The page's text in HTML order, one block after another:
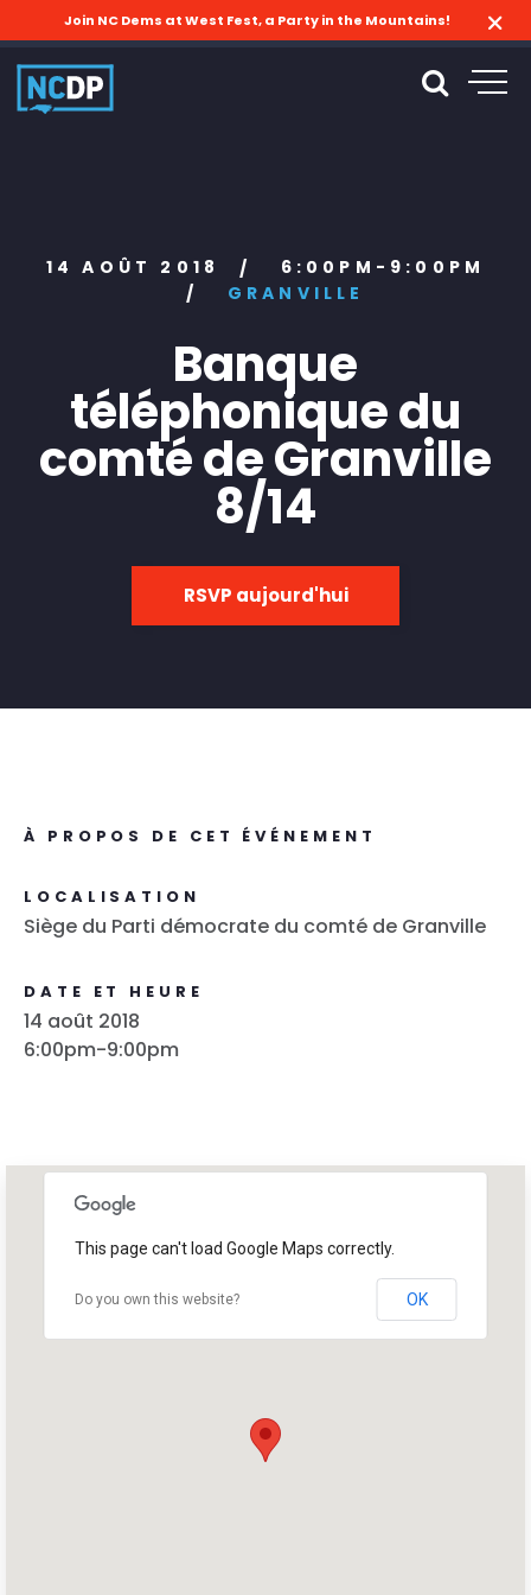
Join NC Dems at West Fest, a Party in the Mountains!
14 AOÛT 2018 /
6:00PM-9:00PM
/
GRANVILLE
Banque
téléphonique du
comté de Granville
8/14
RSVP aujourd'hui
À PROPOS DE CET ÉVÉNEMENT
LOCALISATION
Siège du Parti démocrate du comté de Granville
DATE ET HEURE
14 août 2018
6:00pm-9:00pm
This page can't load Google Maps correctly.
Do you own this website? OK